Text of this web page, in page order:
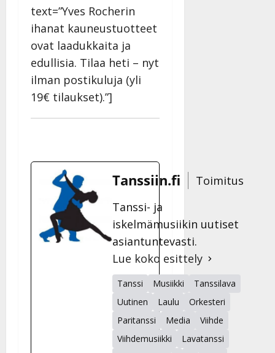
text=”Yves Rocherin
ihanat kauneustuotteet
ovat laadukkaita ja
edullisia. Tilaa heti – nyt
ilman postikuluja (yli
19€ tilaukset).”]
Tanssiin.fi
Toimitus
Tanssi- ja
iskelmämusiikin uutiset
asiantuntevasti.
Lue koko esittely
Tanssi Musiikki
Tanssilava
Uutinen
Laulu
Orkesteri
Paritanssi
Media
Viihde
Viihdemusiikki
Lavatanssi